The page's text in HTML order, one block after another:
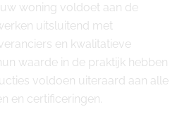
woning voldoet aan de
uitsluitend met
en kwalitatieve
waarde in de praktijk hebben
voldoen uiteraard aan alle
en certificeringen.